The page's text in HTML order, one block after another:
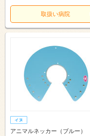
取扱い病院
アニマルネッカー（ブルー）